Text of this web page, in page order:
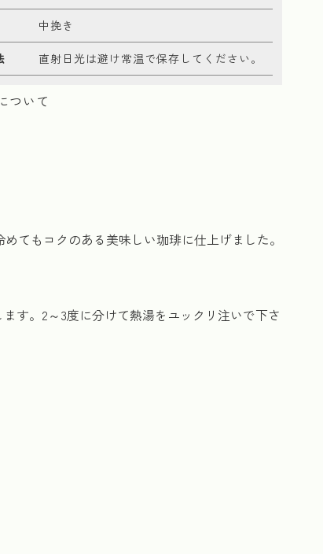
中挽き
直射日光は避け常温で保存してください。
ついて
てもコクのある美味しい珈琲に仕上げました。
す。2～3度に分けて熱湯をユックリ注いで下さ